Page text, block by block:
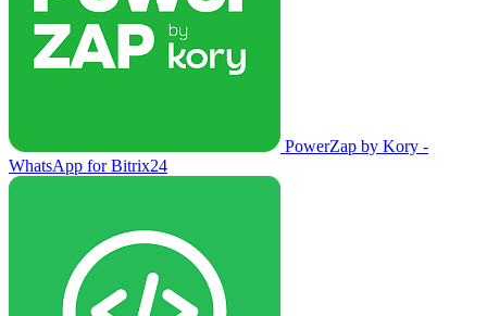
PowerZap by Kory -
WhatsApp for Bitrix24